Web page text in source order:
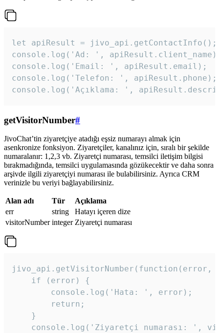
let apiResult = jivo_api.getContactInfo();
console.log('Ad: ',
console.log('Email: ', apiResult.email);
console.log('Telefon: ', apiResult.phone);
console.log('Açıklama: ',
getVisitorNumber#
JivoChat’tin ziyaretçiye atadığı eşsiz numarayı almak için
asenkronize fonksiyon. Ziyaretçiler, kanalınız için, sıralı bir şekilde
numaralanır: 1,2,3 vb. Ziyaretçi numarası, temsilci iletişim bilgisi
bırakmadığında, temsilci uygulamasında gözükecektir ve daha sonra
arşivde ilgili ziyaretçiyi numarası ile bulabilirsiniz. Ayrıca CRM
verinizle bu veriyi bağlayabilirsiniz.
Alan adı Tür
Açıklama
err
string
Hatayı içeren dize
visitorNumber integer Ziyaretçi numarası
jivo_api.getVisitorNumber(function(error,
    if (error) {
        console.log('Hata: ', error);
        return;
    }
console.log('Ziyaretçi numarası: ',